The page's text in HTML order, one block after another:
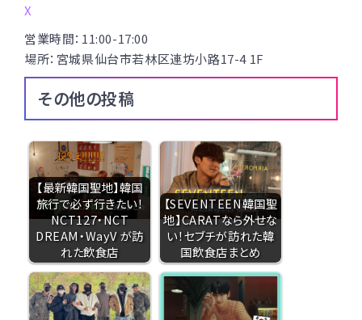
X
営業時間：11:00-17:00
場所：宮城県仙台市若林区連坊小路17-4 1F
その他の投稿
【最新韓国聖地】韓国
旅行で必ず行きたい！
NCT127・NCT
DREAM・WayV が訪
れた飲食店
【SEVENTEEN韓国聖
地】CARATなら外せな
い！セブチが訪れた韓
国飲食店まとめ